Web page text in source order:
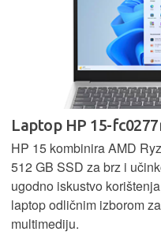
Laptop HP 15-
HP 15 kombinira AMD
512 GB SSD za brz i
ugodno iskustvo
laptop odličnim izborom
multimediju.